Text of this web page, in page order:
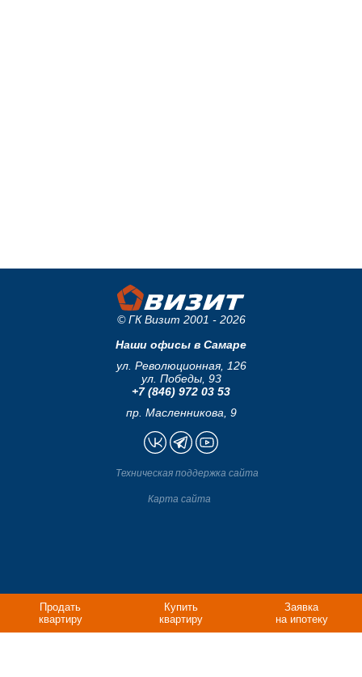
Продать
квартиру
Купить
квартиру
Заявка
на ипотеку
© ГК Визит 2001 - 2026
Наши офисы в Самаре
ул. Революционная, 126
ул. Победы, 93
+7 (846) 972 03 53
пр. Масленникова, 9
Техническая поддержка сайта
Карта сайта